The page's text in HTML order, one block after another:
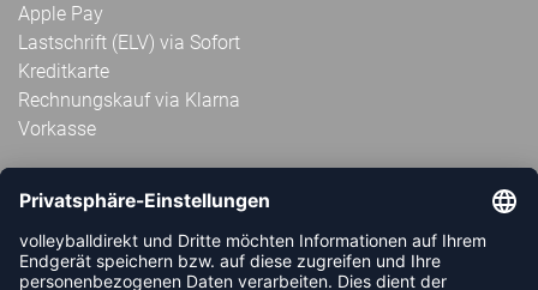
Apple Pay
Lastschrift (ELV) via Sofort
Kreditkarte
Rechnungskauf via Klarna
Vorkasse
ABONNIERE JETZT DEN KOSTENLOSEN
VOLLEYBALLDIREKT-NEWSLETTER UND VERPASSE KEINE
NEUIGKEIT ODER AKTION MEHR.